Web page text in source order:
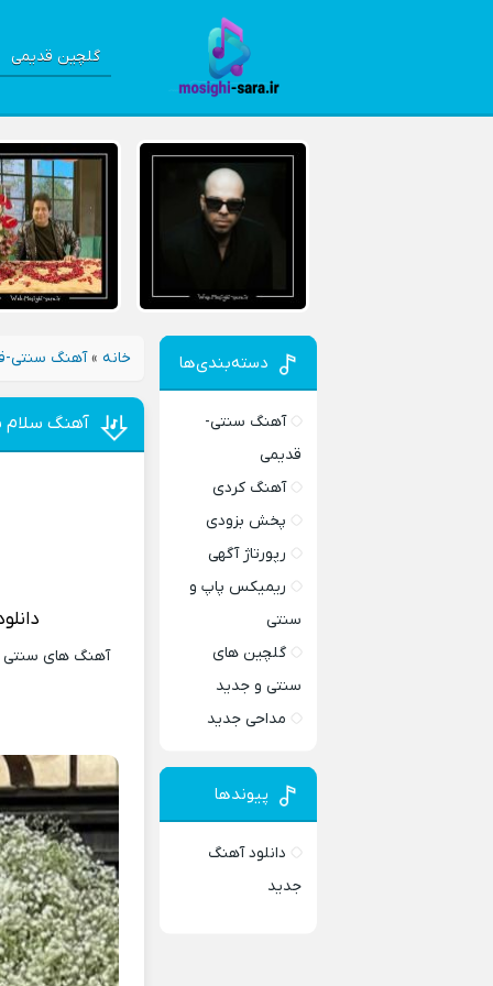
گلچین قدیمی
خانه »آهنگ سنتی-
آهنگ سلام
آهنگ های سنتی
دسته‌بندی‌ها
آهنگ سنتی-
قدیمی
آهنگ کردی
پخش بزودی
رپورتاژ آگهی
ریمیکس پاپ و
سنتی
گلچین های
سنتی و جدید
مداحی جدید
پیوندها
دانلود آهنگ
جدید